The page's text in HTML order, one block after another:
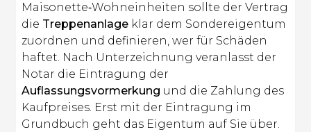
Maisonette‑Wohneinheiten sollte der Vertrag
die Treppenanlage klar dem Sondereigentum
zuordnen und definieren, wer für Schäden
haftet. Nach Unterzeichnung veranlasst der
Notar die Eintragung der
Auflassungsvormerkung und die Zahlung des
Kaufpreises. Erst mit der Eintragung im
Grundbuch geht das Eigentum auf Sie über.